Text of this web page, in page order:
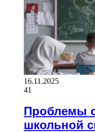
16.11.2025
41
Проблемы
школьной